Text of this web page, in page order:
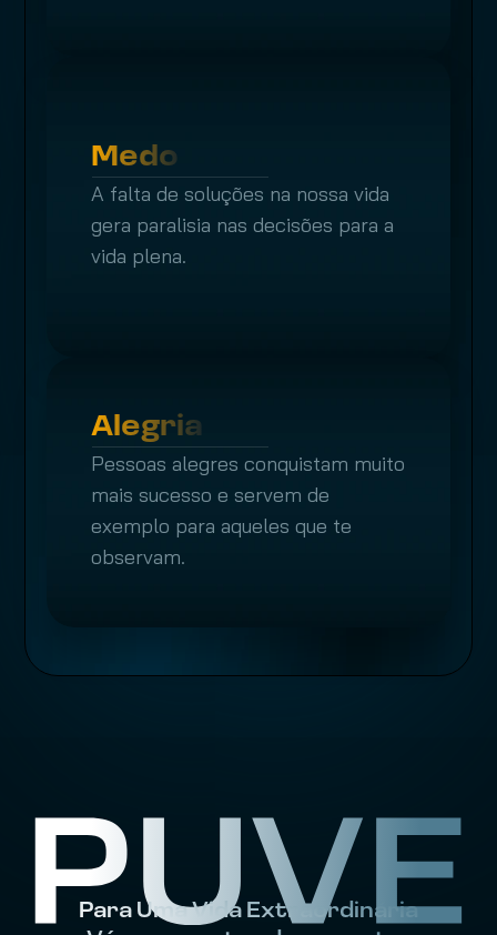
Medo
A falta de soluções na nossa vida
gera paralisia nas decisões para a
vida plena.
Alegria
Pessoas alegres conquistam muito
mais sucesso e servem de
exemplo para aqueles que te
observam.
Para Uma Vida Extraordinária